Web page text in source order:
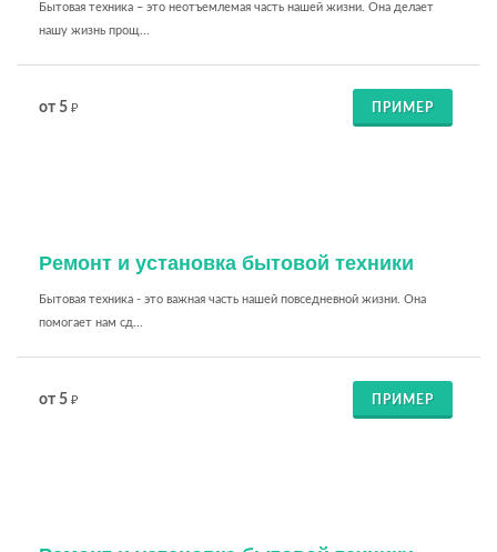
Бытовая техника – это неотъемлемая часть нашей жизни. Она делает
нашу жизнь прощ...
от 5 ₽ ПРИМЕР
Ремонт и установка бытовой техники
Бытовая техника - это важная часть нашей повседневной жизни. Она
помогает нам сд...
от 5 ₽ ПРИМЕР